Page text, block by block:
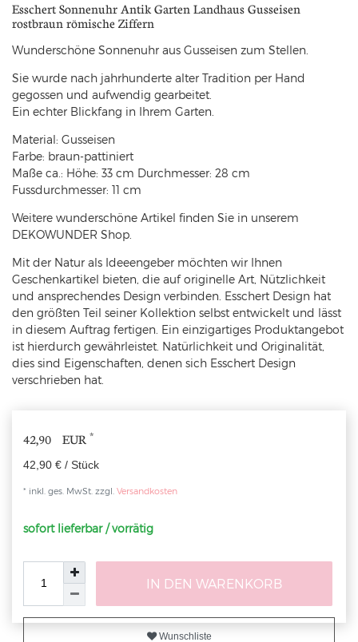
Esschert Sonnenuhr Antik Garten Landhaus Gusseisen
rostbraun römische Ziffern
Wunderschöne Sonnenuhr aus Gusseisen zum Stellen.
Sie wurde nach jahrhunderte alter Tradition per Hand
gegossen und aufwendig gearbeitet.
Ein echter Blickfang in Ihrem Garten.
Material: Gusseisen
Farbe: braun-pattiniert
Maße ca.: Höhe: 33 cm Durchmesser: 28 cm
Fussdurchmesser: 11 cm
Weitere wunderschöne Artikel finden Sie in unserem
DEKOWUNDER Shop.
Mit der Natur als Ideeengeber möchten wir Ihnen
Geschenkartikel bieten, die auf originelle Art, Nützlichkeit
und ansprechendes Design verbinden. Esschert Design hat
den größten Teil seiner Kollektion selbst entwickelt und lässt
in diesem Auftrag fertigen. Ein einzigartiges Produktangebot
ist hierdurch gewährleistet. Natürlichkeit und Originalität,
dies sind Eigenschaften, denen sich Esschert Design
verschrieben hat.
42,90 EUR *
42,90 € / Stück
* inkl. ges. MwSt. zzgl. Versandkosten
sofort lieferbar / vorrätig
IN DEN WARENKORB
Wunschliste